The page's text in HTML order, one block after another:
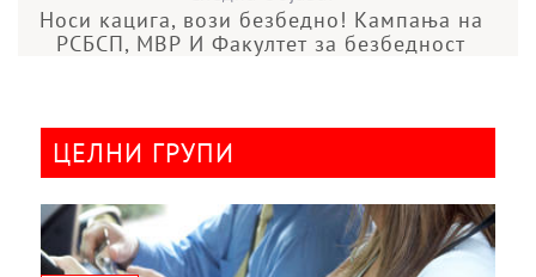
Носи кацига, вози безбедно! Кампања на
РСБСП, МВР И Факултет за безбедност
ЦЕЛНИ ГРУПИ